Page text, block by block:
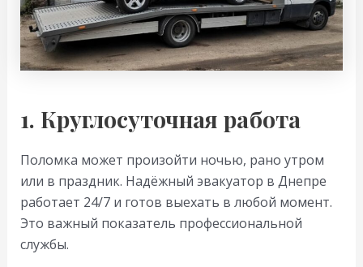
1. Круглосуточная работа
Поломка может произойти ночью, рано утром
или в праздник. Надёжный эвакуатор в Днепре
работает 24/7 и готов выехать в любой момент.
Это важный показатель профессиональной
службы.